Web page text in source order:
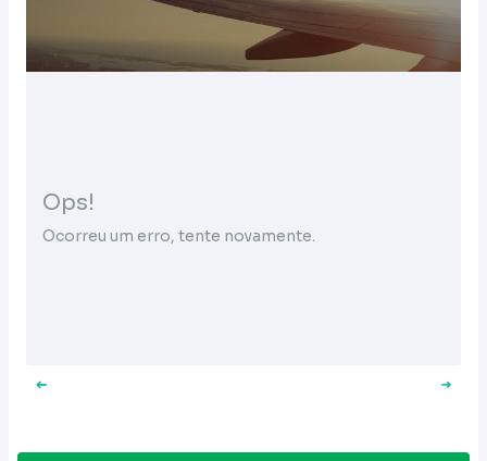
Ops!
Ocorreu um erro, tente novamente.